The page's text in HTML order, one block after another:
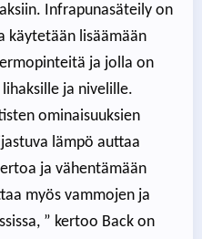
Infrapunasäteily on
käytetään lisäämään
ja jolla on
ja nivelille.
ominaisuuksien
lämpö auttaa
ja vähentämään
myös vammojen ja
” kertoo Back on